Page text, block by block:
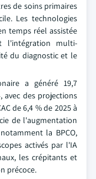
de soins primaires
Les technologies
temps réel assistée
l'intégration multi-
du diagnostic et le
a généré 19,7
avec des projections
de 6,4 % de 2025 à
de l'augmentation
la BPCO,
activés par l'IA
les crépitants et
précoce.